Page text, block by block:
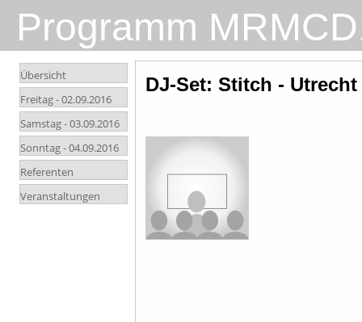
Programm
Übersicht
Freitag -02.09.2016
Samstag -03.09.2016
Sonntag -04.09.2016
Referenten
Veranstaltungen
DJ-Set: Stitch - Utrecht